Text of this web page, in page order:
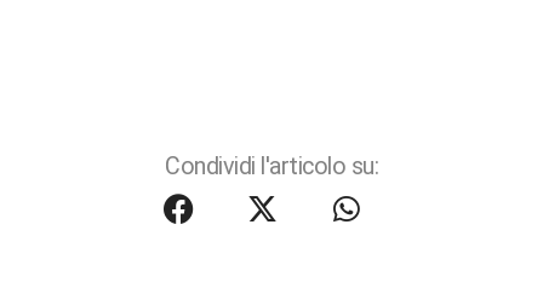
Condividi l'articolo su: